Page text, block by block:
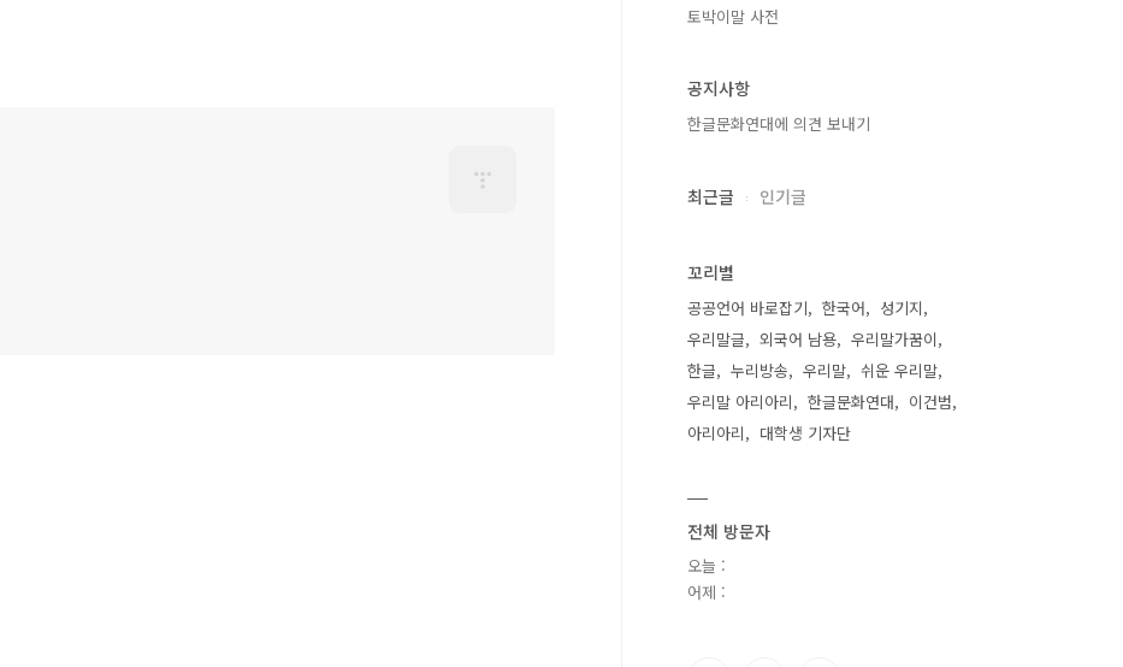
토박이말 사전
공지사항
한글문화연대에 의견 보내기
최근글 인기글
꼬리별
공공언어 바로잡기 한국어
성기지
우리말글
외국어 남용
우리말가꿈이
한글
누리방송 우리말
쉬운 우리말
우리말 아리아리
한글문화연대
이건범
아리아리
대학생 기자단
전체 방문자
오늘 :
어제 :